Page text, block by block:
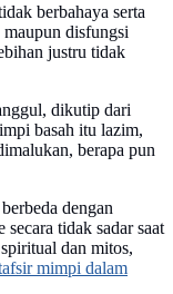
berbahaya serta
disfungsi
justru tidak
dikutip dari
basah itu lazim,
berapa pun
dengan
tidak sadar saat
dan mitos,
mimpi dalam